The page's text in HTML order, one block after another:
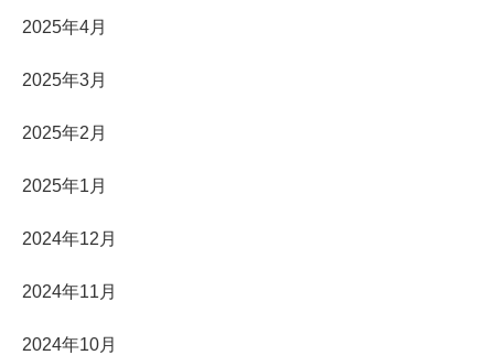
2025年4月
2025年3月
2025年2月
2025年1月
2024年12月
2024年11月
2024年10月